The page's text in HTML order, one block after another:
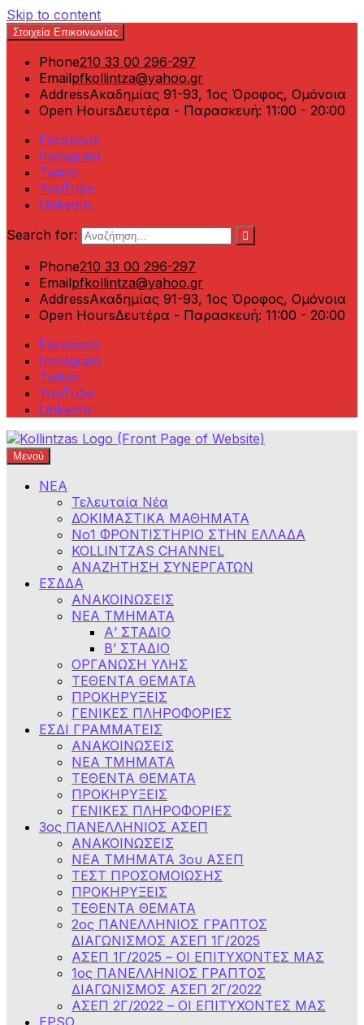
Skip to content
Στοιχεία Επικοινωνίας
Phone210 33 00 296-297
Emailpfkollintza@yahoo.gr
AddressΑκαδημίας 91-93, 1ος Όροφος, Ομόνοια
Open HoursΔευτέρα - Παρασκευή: 11:00 - 20:00
Facebook
Instagram
Twitter
YouTube
LinkedIn
Search for:
Phone210 33 00 296-297
Emailpfkollintza@yahoo.gr
AddressΑκαδημίας 91-93, 1ος Όροφος, Ομόνοια
Open HoursΔευτέρα - Παρασκευή: 11:00 - 20:00
Facebook
Instagram
Twitter
YouTube
LinkedIn
Φροντιστήρια Κολλίντζα – Διαγωνισμοί Δημοσίου
ΕΣΔΔΑ – ΑΣΕΠ – ΑΑΔΕ – ΕΣΔΙ – ΥΠΕΞ
Μενού
ΝΕΑ
Τελευταία Νέα
ΔΟΚΙΜΑΣΤΙΚΑ ΜΑΘΗΜΑΤΑ
Νο1 ΦΡΟΝΤΙΣΤΗΡΙΟ ΣΤΗΝ ΕΛΛΑΔΑ
KOLLINTZAS CHANNEL
ΑΝΑΖΗΤΗΣΗ ΣΥΝΕΡΓΑΤΩΝ
ΕΣΔΔΑ
ΑΝΑΚΟΙΝΩΣΕΙΣ
ΝΕΑ ΤΜΗΜΑΤΑ
Α’ ΣΤΑΔΙΟ
Β’ ΣΤΑΔΙΟ
ΟΡΓΑΝΩΣΗ ΥΛΗΣ
ΤΕΘΕΝΤΑ ΘΕΜΑΤΑ
ΠΡΟΚΗΡΥΞΕΙΣ
ΓΕΝΙΚΕΣ ΠΛΗΡΟΦΟΡΙΕΣ
ΕΣΔΙ ΓΡΑΜΜΑΤΕΙΣ
ΑΝΑΚΟΙΝΩΣΕΙΣ
ΝΕΑ ΤΜΗΜΑΤΑ
ΤΕΘΕΝΤΑ ΘΕΜΑΤΑ
ΠΡΟΚΗΡΥΞΕΙΣ
ΓΕΝΙΚΕΣ ΠΛΗΡΟΦΟΡΙΕΣ
3ος ΠΑΝΕΛΛΗΝΙΟΣ ΑΣΕΠ
ΑΝΑΚΟΙΝΩΣΕΙΣ
ΝΕΑ ΤΜΗΜΑΤΑ 3ου ΑΣΕΠ
ΤΕΣΤ ΠΡΟΣΟΜΟΙΩΣΗΣ
ΠΡΟΚΗΡΥΞΕΙΣ
ΤΕΘΕΝΤΑ ΘΕΜΑΤΑ
2ος ΠΑΝΕΛΛΗΝΙΟΣ ΓΡΑΠΤΟΣ
ΔΙΑΓΩΝΙΣΜΟΣ ΑΣΕΠ 1Γ/2025
ΑΣΕΠ 1Γ/2025 – ΟΙ ΕΠΙΤΥΧΟΝΤΕΣ ΜΑΣ
1ος ΠΑΝΕΛΛΗΝΙΟΣ ΓΡΑΠΤΟΣ
ΔΙΑΓΩΝΙΣΜΟΣ ΑΣΕΠ 2Γ/2022
ΑΣΕΠ 2Γ/2022 – ΟΙ ΕΠΙΤΥΧΟΝΤΕΣ ΜΑΣ
EPSO